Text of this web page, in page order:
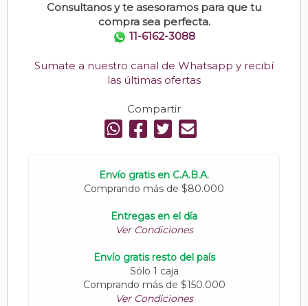
Consultanos y te asesoramos para que tu
compra sea perfecta.
11-6162-3088
Sumate a nuestro canal de Whatsapp y recibí
las últimas ofertas
Compartir
Envío gratis en C.A.B.A.
Comprando más de $80.000
Entregas en el día
Ver Condiciones
Envío gratis resto del país
Sólo 1 caja
Comprando más de $150.000
Ver Condiciones